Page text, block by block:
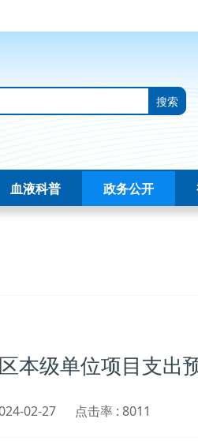
搜索
血液科普 政务公开
本级单位项目支出
02-27 点击率 : 8011